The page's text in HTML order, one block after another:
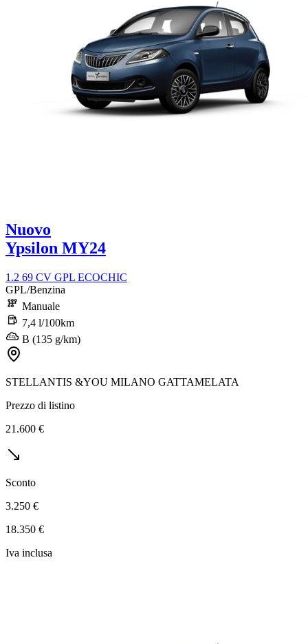
Nuovo
Ypsilon MY24
1.2 69 CV GPL ECOCHIC
GPL/Benzina
Manuale
7,4 l/100km
B (135 g/km)
STELLANTIS &YOU MILANO GATTAMELATA
Prezzo di listino
21.600 €
Sconto
3.250 €
18.350 €
Iva inclusa